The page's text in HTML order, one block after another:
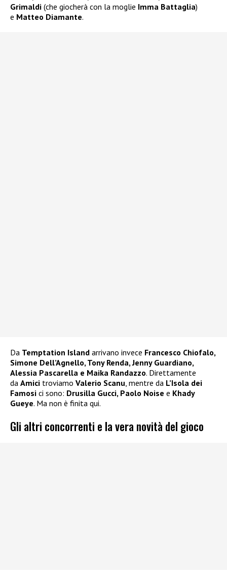
Grimaldi (che giocherà con la moglie Imma Battaglia)
e Matteo Diamante.
Da Temptation Island arrivano invece Francesco Chiofalo,
Simone Dell’Agnello, Tony Renda, Jenny Guardiano,
Alessia Pascarella e Maika Randazzo. Direttamente
da Amici troviamo Valerio Scanu , mentre da L’Isola dei
Famosi ci sono: Drusilla Gucci, Paolo Noise e Khady
Gueye. Ma non è finita qui.
Gli altri concorrenti e la vera novità del gioco